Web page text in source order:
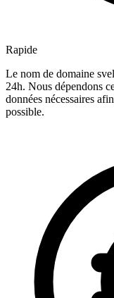
Rapide
Le nom de domaine
24h. Nous dépendons
données nécessaires
possible.